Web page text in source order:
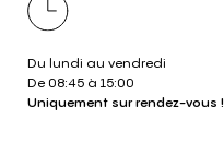
Du lundi au vendredi
De 08:45 à 15:00
Uniquement sur rendez-vous !